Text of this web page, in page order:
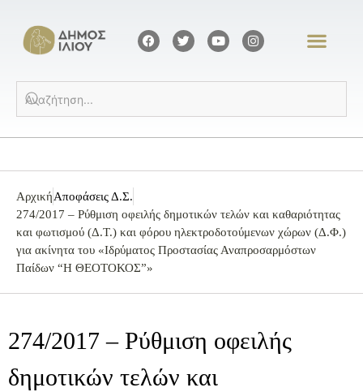
ΑρχικήΑποφάσεις Δ.Σ.
274/2017 – Ρύθμιση οφειλής δημοτικών τελών και καθαριότητας
και φωτισμού (Δ.Τ.) και φόρου ηλεκτροδοτούμενων χώρων (Δ.Φ.)
για ακίνητα του «Ιδρύματος Προστασίας Αναπροσαρμόστων
Παίδων “Η ΘΕΟΤΟΚΟΣ”»
274/2017 – Ρύθμιση οφειλής
δημοτικών τελών και